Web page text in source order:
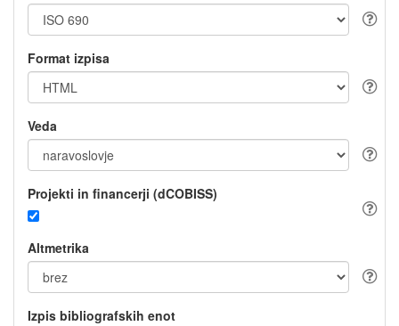
Format izpisa
Veda
Projekti in financerji (dCOBISS)
Altmetrika
Izpis bibliografskih enot